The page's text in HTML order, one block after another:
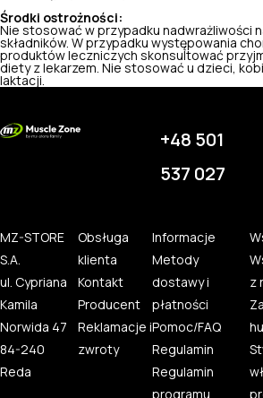
Środki ostrożności:
Nie stosować w przypadku nadwrażliwości
składników. W przypadku występowania
produktów leczniczych skonsultować
diety z lekarzem. Nie stosować u dzieci,
laktacji.
+48 501
537 027
MZ-STORE
S.A.
ul. Cypriana
Kamila
Norwida 47
84-240
Reda
Obsługa
klienta
Kontakt
Producent
Reklamacje i
zwroty
Informacje
Metody
dostawy i
płatności
Pomoc/FAQ
Regulamin
Regulamin
programu
z